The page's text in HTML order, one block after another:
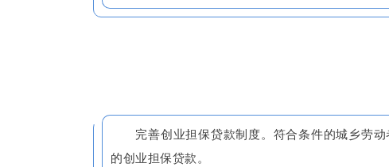
完善创业担保贷款制度。符合条件的城乡劳动
的创业担保贷款。